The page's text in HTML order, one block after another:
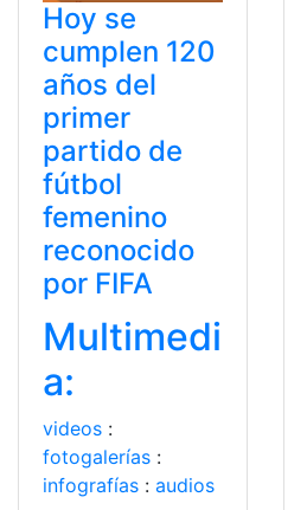
Hoy se
cumplen 120
años del
primer
partido de
fútbol
femenino
reconocido
por FIFA
Multimedi
a:
videos :
fotogalerías :
infografías : audios